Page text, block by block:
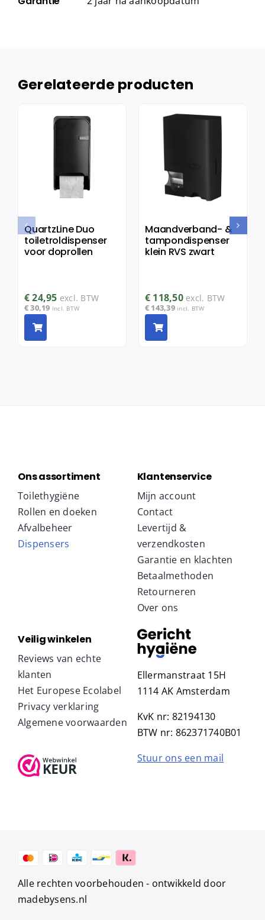
Gerelateerde producten
QuartzLine Duo
toiletroldispenser
voor doprollen
€24,95 excl. BTW
€30,19 incl. BTW
Maandverband- &
tampondispenser
klein RVS zwart
€ 118,50 excl. BTW
€ 143,39 incl. BTW
Ons assortiment
Toilethygiëne
Rollen en doeken
Afvalbeheer
Dispensers
Klantenservice
Mijn account
Contact
Levertijd &
verzendkosten
Garantie en klachten
Betaalmethoden
Retourneren
Over ons
Veilig winkelen
Reviews van echte
klanten
Het Europese Ecolabel
Privacy verklaring
Algemene voorwaarden
Ellermanstraat 15H
1114 AK Amsterdam
KvK nr: 82194130
BTW nr: 862371740B01
Stuur ons een mail
Alle rechten voorbehouden - ontwikkeld door
madebysens.nl